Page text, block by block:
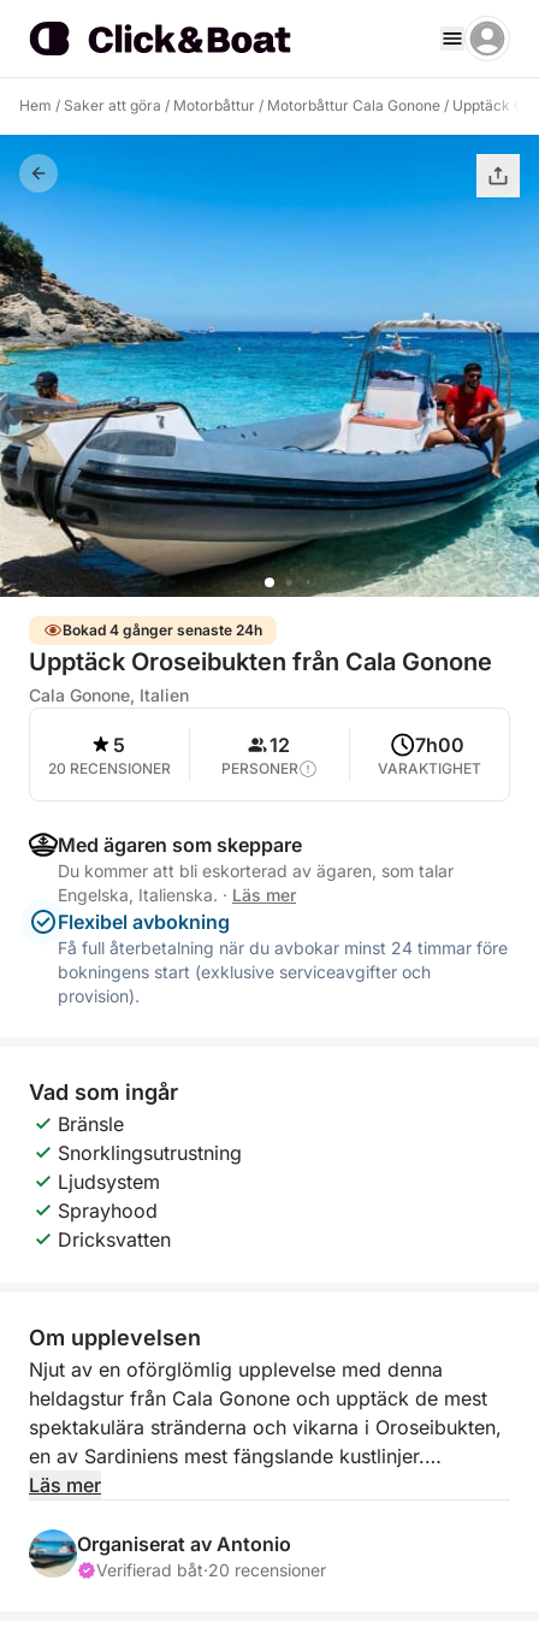
Hem / Saker att göra / Motorbåttur / Motorbåttur Cala Gonone / Upptäck
Bokad 4 gånger senaste 24h
Upptäck Oroseibukten från Cala Gonone
Cala Gonone, Italien
5
20 RECENSIONER
12
PERSONER
7h00
VARAKTIGHET
Med ägaren som skeppare
Du kommer att bli eskorterad av ägaren, som talar
Engelska, Italienska. · Läs mer
Flexibel avbokning
Få full återbetalning när du avbokar minst 24 timmar före
bokningens start (exklusive serviceavgifter och
provision).
Vad som ingår
Bränsle
Snorklingsutrustning
Ljudsystem
Sprayhood
Dricksvatten
Om upplevelsen
Njut av en oförglömlig upplevelse med denna
heldagstur från Cala Gonone och upptäck de mest
spektakulära stränderna och vikarna i Oroseibukten,
en av Sardiniens mest fängslande kustlinjer.
kännetecknas av höga klippor, havsgrottor och
otroligt klart vatten. Under dagen besöker du några
Läs mer
Organiserat av Antonio
Verifierad båt·20 recensioner